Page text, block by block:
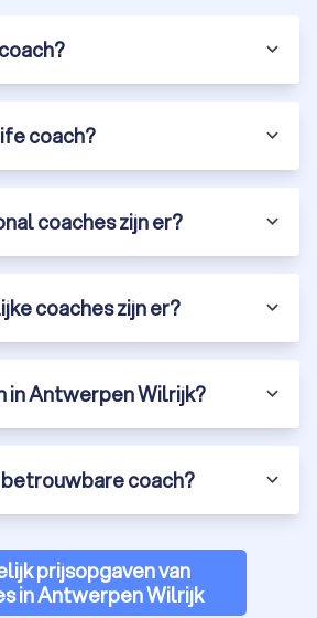
coach?
coaches zijn er?
coaches zijn er?
in Antwerpen Wilrijk?
betrouwbare coach?
prijsopgaven van
in Antwerpen Wilrijk